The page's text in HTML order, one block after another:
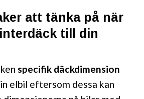
att tänka på när
till din
specifik däckdimension
elbil eftersom dessa kan